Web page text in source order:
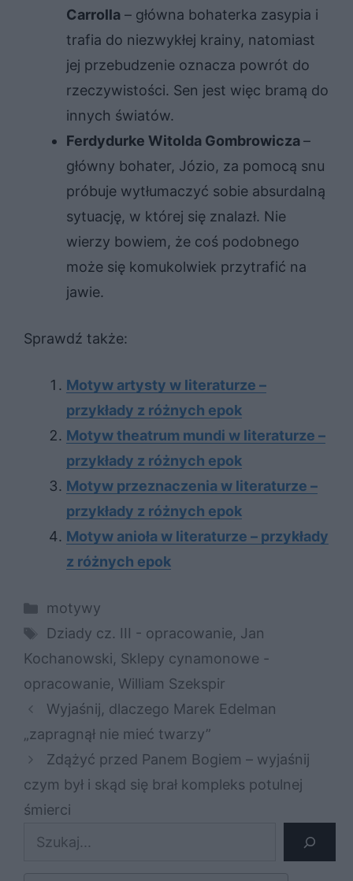
Carrolla – główna bohaterka zasypia i
trafia do niezwykłej krainy, natomiast
jej przebudzenie oznacza powrót do
rzeczywistości. Sen jest więc bramą do
innych światów.
Ferdydurke Witolda Gombrowicza–
główny bohater, Józio, za pomocą snu
próbuje wytłumaczyć sobie absurdalną
sytuację, w której się znalazł. Nie
wierzy bowiem, że coś podobnego
może się komukolwiek przytrafić na
jawie.
Sprawdź także:
Motyw artysty w literaturze –
przykłady z różnych epok
Motyw theatrum mundi w literaturze –
przykłady z różnych epok
Motyw przeznaczenia w literaturze –
przykłady z różnych epok
Motyw anioła w literaturze – przykłady
z różnych epok
Kategorie
motywy
Tagi
Dziady cz. III - opracowanie, Jan
Kochanowski, Sklepy cynamonowe -
opracowanie, William Szekspir
Wyjaśnij, dlaczego Marek Edelman
„zapragnął nie mieć twarzy”
Zdążyć przed Panem Bogiem – wyjaśnij
czym był i skąd się brał kompleks potulnej
śmierci
Szukaj